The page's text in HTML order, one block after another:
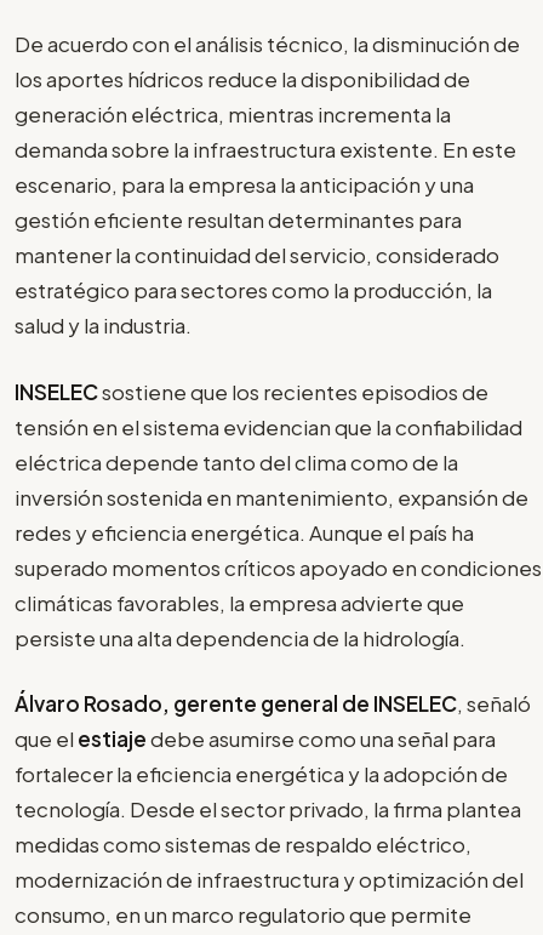
De acuerdo con el análisis técnico, la disminución de
los aportes hídricos reduce la disponibilidad de
generación eléctrica, mientras incrementa la
demanda sobre la infraestructura existente. En este
escenario, para la empresa la anticipación y una
gestión eficiente resultan determinantes para
mantener la continuidad del servicio, considerado
estratégico para sectores como la producción, la
salud y la industria.
INSELECsostiene que los recientes episodios de
tensión en el sistema evidencian que la confiabilidad
eléctrica depende tanto del clima como de la
inversión sostenida en mantenimiento, expansión de
redes y eficiencia energética. Aunque el país ha
superado momentos críticos apoyado en condiciones
climáticas favorables, la empresa advierte que
persiste una alta dependencia de la hidrología.
Álvaro Rosado, gerente general de INSELEC, señaló
que el estiajedebe asumirse como una señal para
fortalecer la eficiencia energética y la adopción de
tecnología. Desde el sector privado, la firma plantea
medidas como sistemas de respaldo eléctrico,
modernización de infraestructura y optimización del
consumo, en un marco regulatorio que permite